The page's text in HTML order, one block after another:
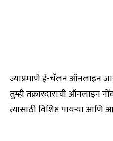
ज्याप्रमाणे ई-चॅलन ऑनलाइन
तुम्ही तक्रारदाराची ऑनलाइन
त्यासाठी विशिष्ट पायऱ्या